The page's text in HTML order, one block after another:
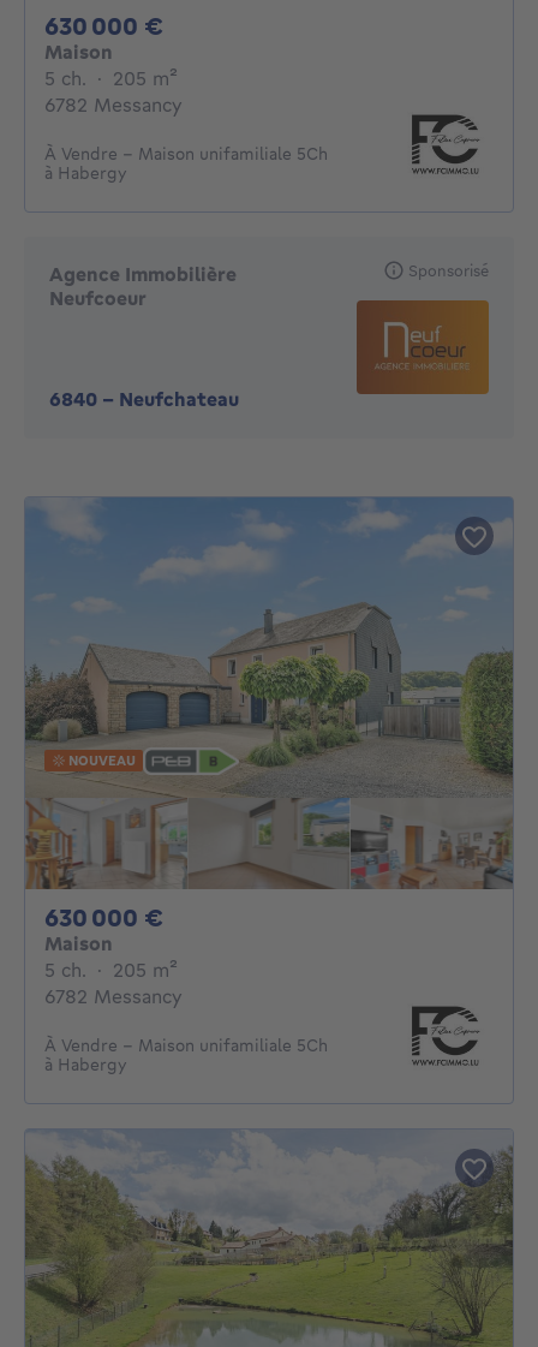
630 000 €
Maison
5 ch. 5 chambres
· 205 m²
6782 Messancy
À Vendre - Maison unifamiliale 5Ch
à Habergy
Agence Immobilière
Neufcoeur
6840 - Neufchateau
Sponsorisé
NOUVEAU
630 000 €
Maison
5 ch. 5 chambres
· 205 m²
6782 Messancy
À Vendre - Maison unifamiliale 5Ch
à Habergy